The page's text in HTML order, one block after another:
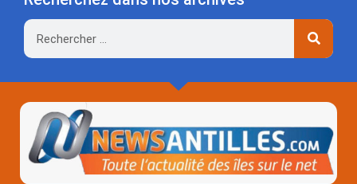
Rechercher